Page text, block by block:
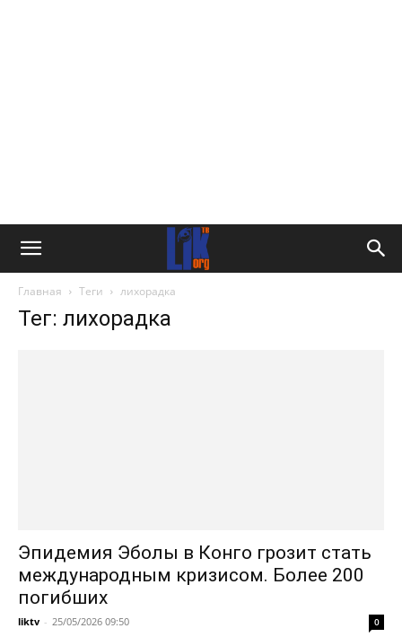
Главная Теги лихорадка
Тег: лихорадка
Эпидемия Эболы в Конго грозит стать
международным кризисом. Более 200
погибших
liktv - 25/05/2026 09:50 0